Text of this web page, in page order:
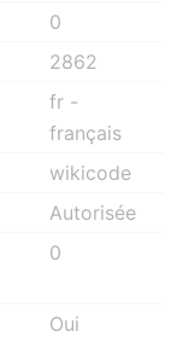
0
2862
fr -
français
wikicode
Autorisée
0
Oui